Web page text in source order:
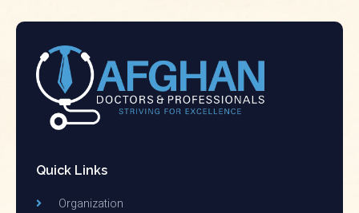
Quick Links
Organization